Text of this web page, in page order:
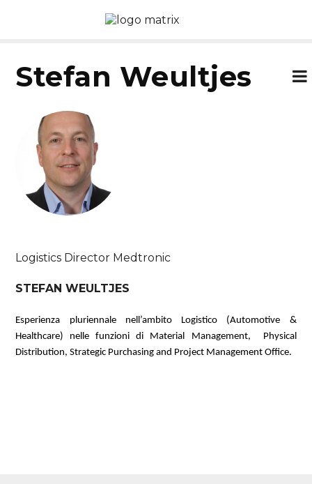
Stefan Weultjes
Logistics Director Medtronic
STEFAN WEULTJES
Esperienza pluriennale nell’ambito Logistico (Automotive &
Healthcare) nelle funzioni di Material Management, Physical
Distribution, Strategic Purchasing and Project Management Office.